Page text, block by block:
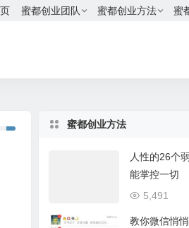
蜜都创业团队 蜜都创业方法 蜜
蜜都创业方法
人性的26个
能掌控一切
5,491
教你微信悄